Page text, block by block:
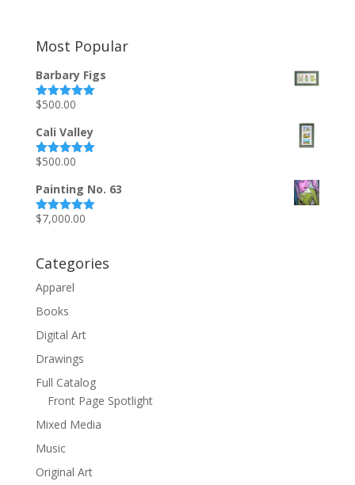
Most Popular
Barbary Figs
Rated5.00
$500.00
Cali Valley
Rated5.00
$500.00
Painting No. 63
Rated5.00
$7,000.00
Categories
Apparel
Books
Digital Art
Drawings
Full Catalog
Front Page Spotlight
Mixed Media
Music
Original Art